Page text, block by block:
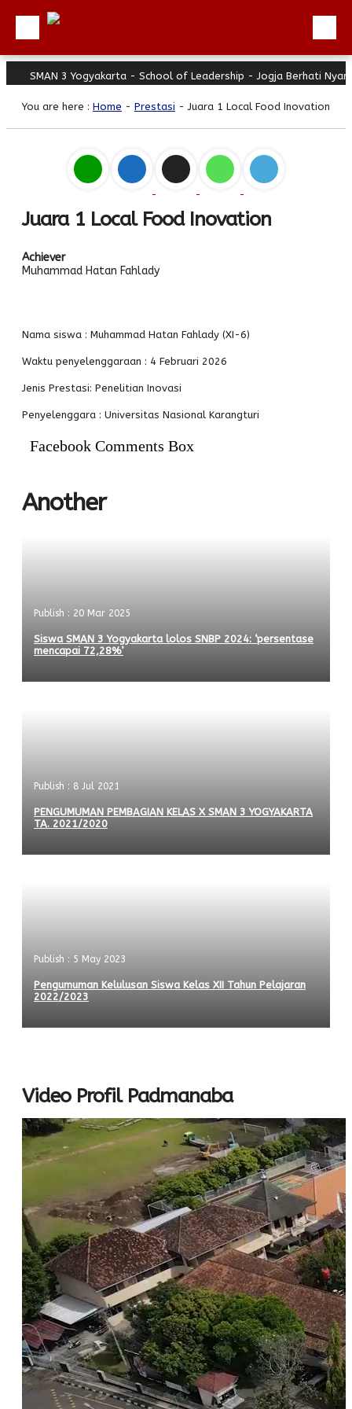
Beranda
Profil
Direktori
Galeri
Hubungi Kami
Link Referensi
PPDB
Alumni
SMAN 3 Yogyakarta - School of Leadership - Jogja Berhati Nyaman
You are here : Home - Prestasi - Juara 1 Local Food Inovation
Juara 1 Local Food Inovation
Achiever
Muhammad Hatan Fahlady
Nama siswa : Muhammad Hatan Fahlady (XI-6)
Waktu penyelenggaraan : 4 Februari 2026
Jenis Prestasi: Penelitian Inovasi
Penyelenggara : Universitas Nasional Karangturi
Facebook Comments Box
Another
Publish : 20 Mar 2025
Siswa SMAN 3 Yogyakarta lolos SNBP 2024: ‘persentase
mencapai 72,28%’
Publish : 8 Jul 2021
PENGUMUMAN PEMBAGIAN KELAS X SMAN 3 YOGYAKARTA
TA. 2021/2020
Publish : 5 May 2023
Pengumuman Kelulusan Siswa Kelas XII Tahun Pelajaran
2022/2023
Video Profil Padmanaba